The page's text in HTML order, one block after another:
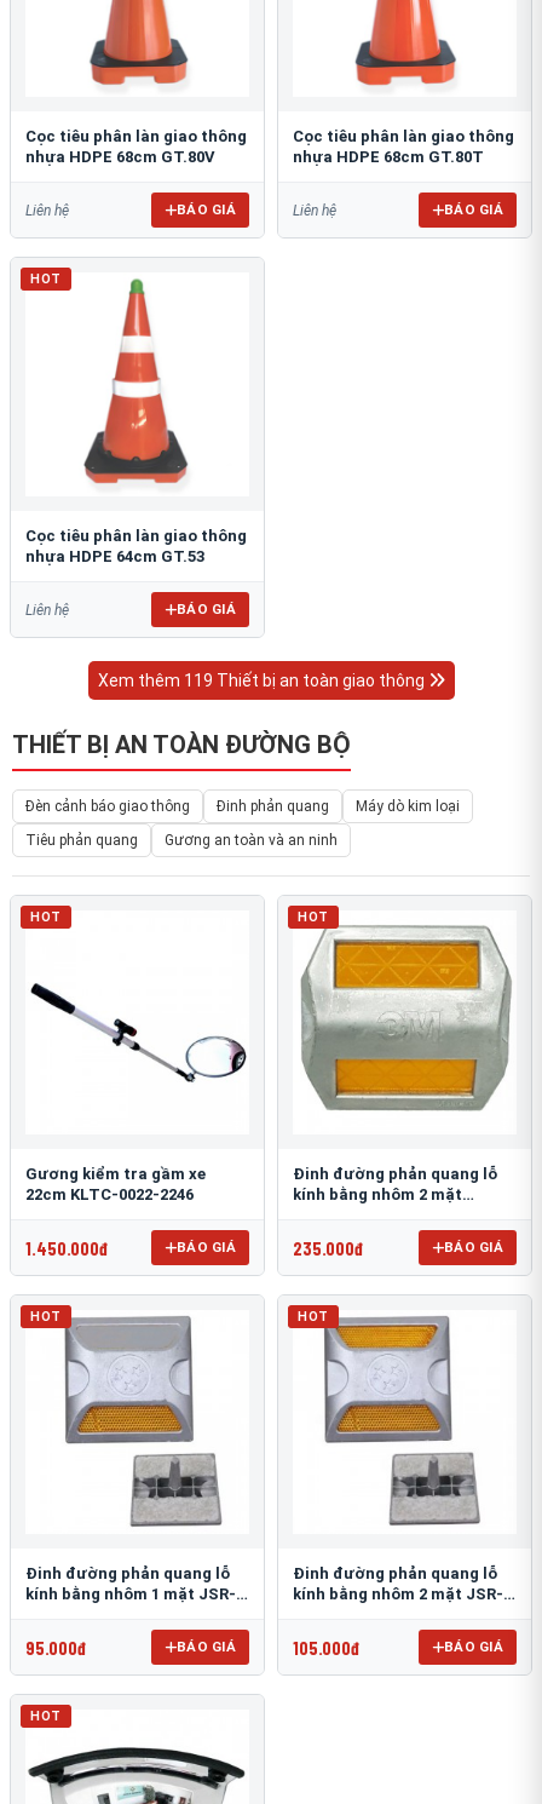
Cọc tiêu phân làn giao thông
nhựa HDPE 68cm GT.80V
Liên hệ BÁO GIÁ
Cọc tiêu phân làn giao thông
nhựa HDPE 68cm GT.80T
Liên hệ BÁO GIÁ
HOT
Cọc tiêu phân làn giao thông
nhựa HDPE 64cm GT.53
Liên hệ BÁO GIÁ
Xem thêm 119 Thiết bị an toàn giao thông
THIẾT BỊ AN TOÀN ĐƯỜNG BỘ
Đèn cảnh báo giao thông Đinh phản quang
Máy dò kim loại
Tiêu phản quang
Gương an toàn và an ninh
HOT
Gương kiểm tra gầm xe
22cm KLTC-0022-2246
1.450.000đ BÁO GIÁ
HOT
Đinh đường phản quang lỗ
kính bằng nhôm 2 mặt
235.000đ BÁO GIÁ
HOT
Đinh đường phản quang lỗ
kính bằng nhôm 1 mặt JSR-
95.000đ BÁO GIÁ
HOT
Đinh đường phản quang lỗ
kính bằng nhôm 2 mặt JSR-
105.000đ BÁO GIÁ
HOT